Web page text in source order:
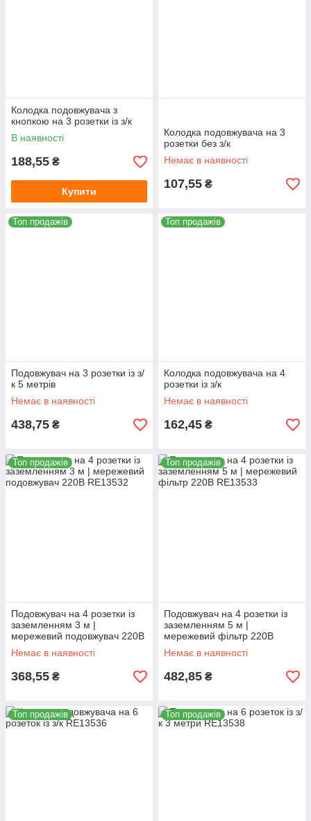
Колодка подовжувача з
кнопкою на 3 розетки із з/к
В наявності
188,55 ₴
Купити
Колодка подовжувача на 3
розетки без з/к
Немає в наявності
107,55 ₴
Топ продажів
Подовжувач на 3 розетки із з/
к 5 метрів
Немає в наявності
438,75 ₴
Топ продажів
Колодка подовжувача на 4
розетки із з/к
Немає в наявності
162,45 ₴
Топ продажів
Подовжувач на 4 розетки із
заземленням 3 м |
мережевий подовжувач 220В
Немає в наявності
368,55 ₴
Топ продажів
Подовжувач на 4 розетки із
заземленням 5 м |
мережевий фільтр 220В
Немає в наявності
482,85 ₴
Топ продажів Топ продажів